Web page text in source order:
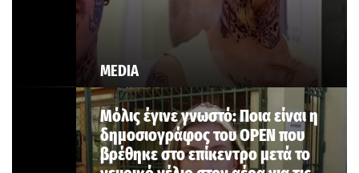
MEDIA
Μόλις έγινε γνωστό: Ποια είναι η
δημοσιογράφος του OPEN που
βρέθηκε στο επίκεντρο μετά το